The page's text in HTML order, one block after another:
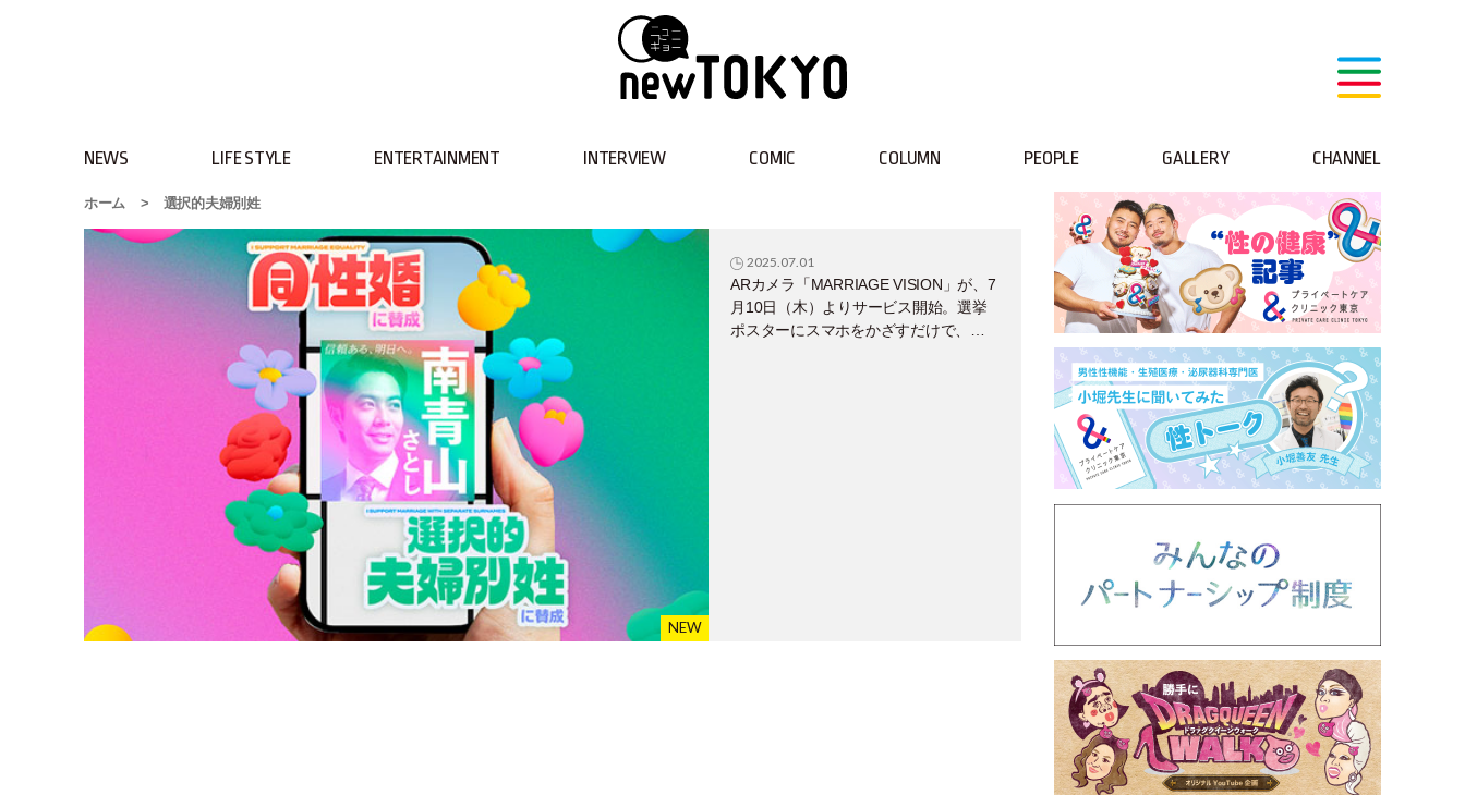
NEWS LIFE STYLE ENTERTAINMENT INTERVIEW COMIC COLUMN PEOPLE GALLERY CHANNEL
ホーム > 選択的夫婦別姓
2025.07.01
ARカメラ「MARRIAGE VISION」が、7
月10日（木）よりサービス開始。選挙
ポスターにスマホをかざすだけで、選